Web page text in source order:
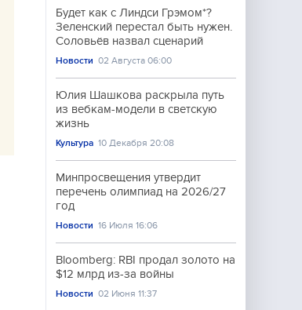
Будет как с Линдси Грэмом*?
Зеленский перестал быть нужен.
Соловьёв назвал сценарий
Новости 02 Августа 06:00
Юлия Шашкова раскрыла путь
из вебкам-модели в светскую
жизнь
Культура 10 Декабря 20:08
Минпросвещения утвердит
перечень олимпиад на 2026/27
год
Новости 16 Июля 16:06
Bloomberg: RBI продал золото на
$12 млрд из-за войны
Новости 02 Июня 11:37